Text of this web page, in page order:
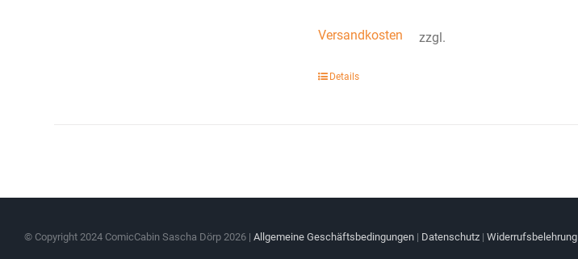
zzgl.
Versandkosten
Details
© Copyright 2024 ComicCabin Sascha Dörp 2026 | Allgemeine Geschäftsbedingungen | Datenschutz | Widerrufsbelehrung